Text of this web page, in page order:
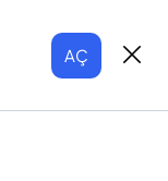
AÇ